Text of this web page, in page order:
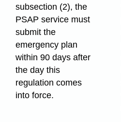
subsection (2), the
PSAP service must
submit the
emergency plan
within 90 days after
the day this
regulation comes
into force.